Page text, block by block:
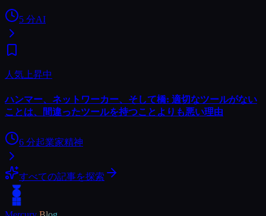
5 分AI
人気上昇中
ハンマー、ネットワーカー、そして橋: 適切なツールがない
ことは、間違ったツールを持つことよりも悪い理由
6 分起業家精神
すべての記事を探索